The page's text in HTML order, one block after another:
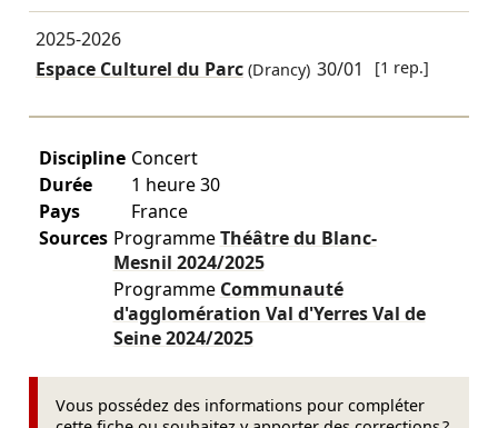
2025-2026
Espace Culturel du Parc(Drancy) 30/01 [1 rep.]
Discipline Concert
Durée
1 heure 30
Pays
France
Sources ProgrammeThéâtre du Blanc-
Mesnil 2024/2025
Programme Communauté
d'agglomération Val d'Yerres Val de
Seine2024/2025
Vous possédez des informations pour compléter